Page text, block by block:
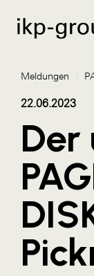
Meldungen
ACO
ALEX
Amazon
Meldungen /
22.06.2023